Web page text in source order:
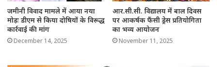
जमीनी विवाद मामले में आया नया
मोड़ः डीएम से किया दोषियों के विरूद्ध
कार्रवाई की मांग
December 14, 2025
आर.सी.सी. विद्यालय में बाल दिवस
पर आकर्षक फैंसी ड्रेस प्रतियोगिता
का भव्य आयोजन
November 11, 2025